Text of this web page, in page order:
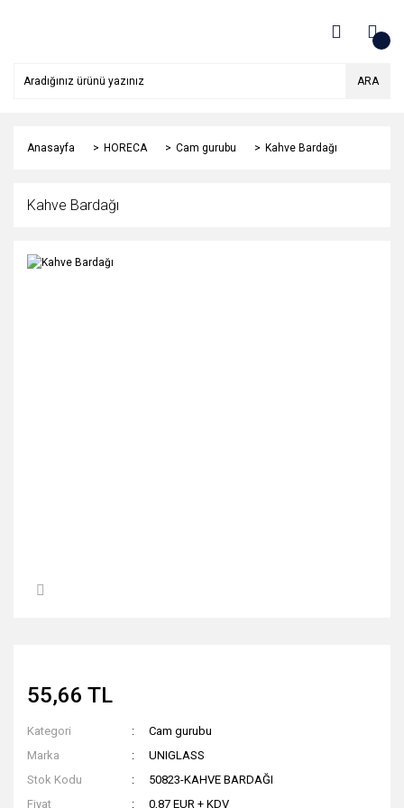
ARA
Anasayfa HORECA Cam gurubu Kahve Bardağı
Kahve Bardağı
55,66 TL
Kategori
Cam gurubu
Marka
UNIGLASS
Stok Kodu
50823-KAHVE BARDAĞI
Fiyat
0,87 EUR + KDV